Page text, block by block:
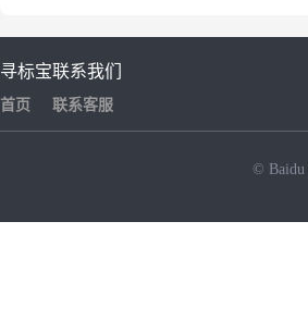
寻标宝
首页
联系我们
联系客服
© Baidu